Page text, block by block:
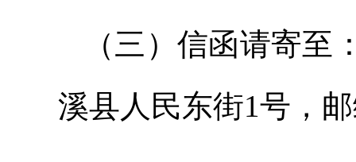
（三）信函请寄
溪县人民东街1号，